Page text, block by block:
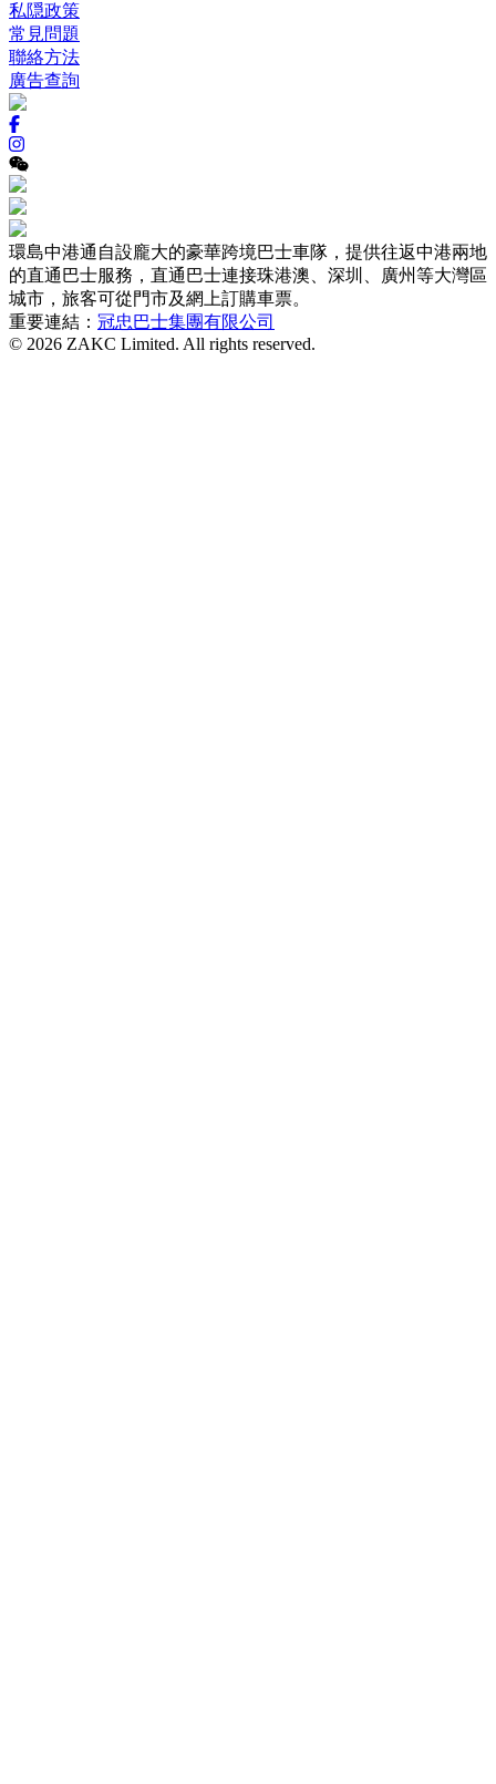
私隠政策
常見問題
聯絡方法
廣告查詢
環島中港通自設龐大的豪華跨境巴士車隊，提供往返中港兩地
的直通巴士服務，直通巴士連接珠港澳、深圳、廣州等大灣區
城市，旅客可從門市及網上訂購車票。
重要連結： 冠忠巴士集團有限公司
© 2026 ZAKC Limited. All rights reserved.